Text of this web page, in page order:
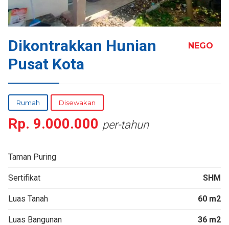
Dikontrakkan Hunian
Pusat Kota
NEGO
Rumah Disewakan
Rp. 9.000.000 per-tahun
Taman Puring
Sertifikat SHM
Luas Tanah 60 m2
Luas Bangunan 36 m2